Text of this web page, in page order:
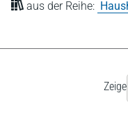
aus der Reihe:
Zeige